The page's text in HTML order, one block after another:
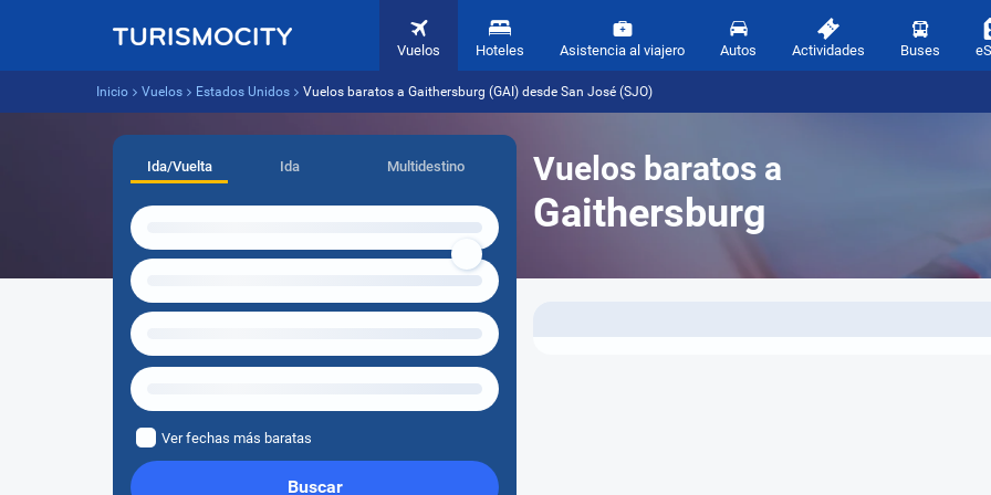
Vuelos Hoteles Asistencia al viajero Autos Actividades Buses
Inicio Vuelos Estados Unidos Vuelos baratos a Gaithersburg (GAI) desde San José (SJO)
Vuelos baratos a
Gaithersburg
Ida/Vuelta Ida Multidestino
Ver fechas más baratas
Buscar